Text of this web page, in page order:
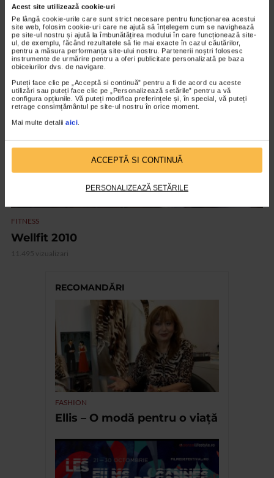
Acest site utilizează cookie-uri
Pe lângă cookie-urile care sunt strict necesare pentru funcționarea acestui
site web, folosim cookie-uri care ne ajută să înțelegem cum se navighează
pe site-ul nostru și ajută la îmbunătățirea modului în care funcționează site-
ul, de exemplu, făcând rezultatele să fie mai exacte în cazul căutărilor,
pentru a măsura performanța site-ului nostru. Partenerii noștri folosesc
instrumente de urmărire pentru a oferi publicitate personalizată pe baza
obiceiurilor dvs. de navigare.
Puteți face clic pe „Acceptă si continuă” pentru a fi de acord cu aceste
utilizări sau puteți face clic pe „Personalizează setările” pentru a vă
configura opțiunile. Vă puteți modifica preferințele și, în special, vă puteți
retrage consimțământul pe site-ul nostru în orice moment.
Mai multe detalii aici.
ACCEPTĂ SI CONTINUĂ
PERSONALIZEAZĂ SETĂRILE
Program de aerobic pe DVD, lansat de
Valentina Pelinel
15.422 vizualizari
VIDEO
FITNESS
Wellfit 2010
11.495 vizualizari
RECOMANDĂRI
FASHION
Ellis – O modă pentru o viață